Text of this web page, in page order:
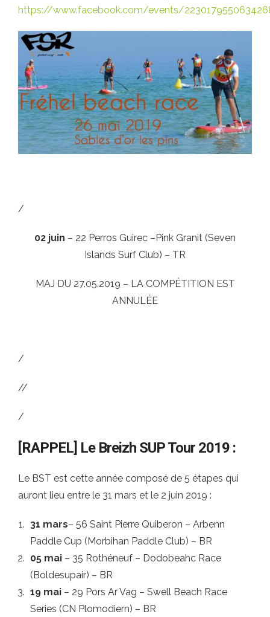
https://www.facebook.com/events/
/
02 juin – 22 Perros Guirec –Pink Granit (Seven
Islands Surf Club) – TR
MAJ DU 27.05.2019 – LA COMPÉTITION EST
ANNULÉE
/
//
/
[RAPPEL] Le Breizh SUP Tour 2019 :
Le BST est cette année composé de 5 étapes qui
auront lieu entre le 31 mars et le 2 juin 2019 :
31 mars– 56 Saint Pierre Quiberon – Arbenn
Paddle Cup (Morbihan Paddle Club) – BR
05 mai – 35 Rothéneuf – Dodobeahc Race
(Boldesupair) – BR
19 mai – 29 Pors Ar Vag – Swell Beach Race
Series (CN Plomodiern) – BR